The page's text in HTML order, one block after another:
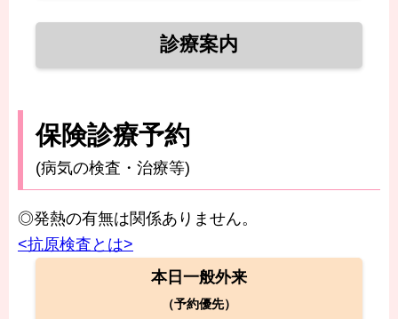
診療案内
保険診療予約
(病気の検査・治療等)
◎発熱の有無は関係ありません。
<抗原検査とは>
本日一般外来
（予約優先）